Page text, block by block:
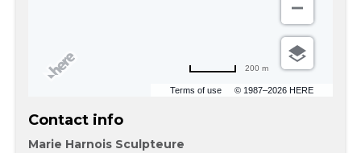
Terms of use © 1987–2026 HERE
200 m
Contact info
Marie Harnois Sculpteure